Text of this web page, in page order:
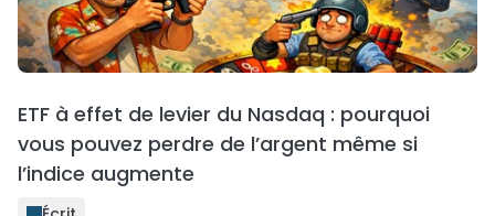
ETF à effet de levier du Nasdaq : pourquoi
vous pouvez perdre de l’argent même si
l’indice augmente